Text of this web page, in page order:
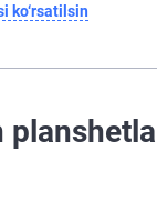
ko‘rsatilsin